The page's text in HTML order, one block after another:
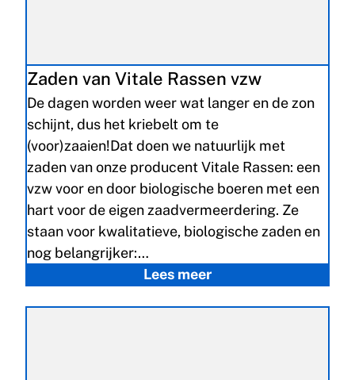
Zaden van Vitale Rassen vzw
De dagen worden weer wat langer en de zon
schijnt, dus het kriebelt om te
(voor)zaaien!Dat doen we natuurlijk met
zaden van onze producent Vitale Rassen: een
vzw voor en door biologische boeren met een
hart voor de eigen zaadvermeerdering. Ze
staan voor kwalitatieve, biologische zaden en
nog belangrijker:…
Lees meer